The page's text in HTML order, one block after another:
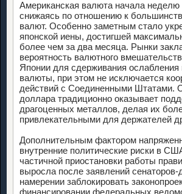
Американская валюта начала
снижаясь по отношению к
валют. Особенно заметным стало
японской иены, достигшей
более чем за два месяца. Рынки
вероятность валютного
Японии для сдерживания ослабления
валюты, при этом не исключается
действий с Соединенными Штатами.
доллара традиционно оказывает
драгоценных металлов, делая их
привлекательными для держателей
Дополнительным фактором
внутренние политические риски в
частичной приостановки работы
выросла после заявлений сенаторов-
намерении заблокировать